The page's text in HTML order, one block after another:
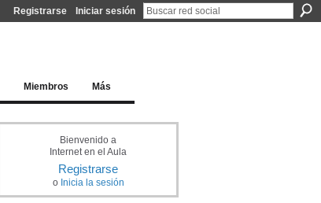
Registrarse Iniciar sesión
Miembros Más
Bienvenido a
Internet en el Aula
Registrarse
o Inicia la sesión